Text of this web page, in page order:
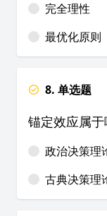
完全理性
最优化原则
8. 单选题
锚定效应属
政治决策理
古典决策理